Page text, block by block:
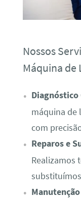
Nossos
Máquina de
máquina de
com
Reparos e
Realizamos